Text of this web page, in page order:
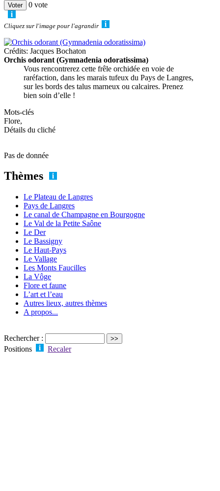
0 vote
Cliquez sur l'image pour l'agrandir
Crédits: Jacques Bochaton
Orchis odorant (Gymnadenia odoratissima)
Vous rencontrerez cette frêle orchidée en voie de
raréfaction, dans les marais tufeux du Pays de Langres,
sur les bords des talus marneux ou calcaires. Prenez
bien soin d’elle !
Mots-clés
Flore,
Détails du cliché
Pas de donnée
Thèmes
Le Plateau de Langres
Pays de Langres
Le canal de Champagne en Bourgogne
Le Val de la Petite Saône
Le Der
Le Bassigny
Le Haut-Pays
Le Vallage
Les Monts Faucilles
La Vôge
Flore et faune
L’art et l’eau
Autres lieux, autres thèmes
A propos...
Rechercher :
Positions
Recaler